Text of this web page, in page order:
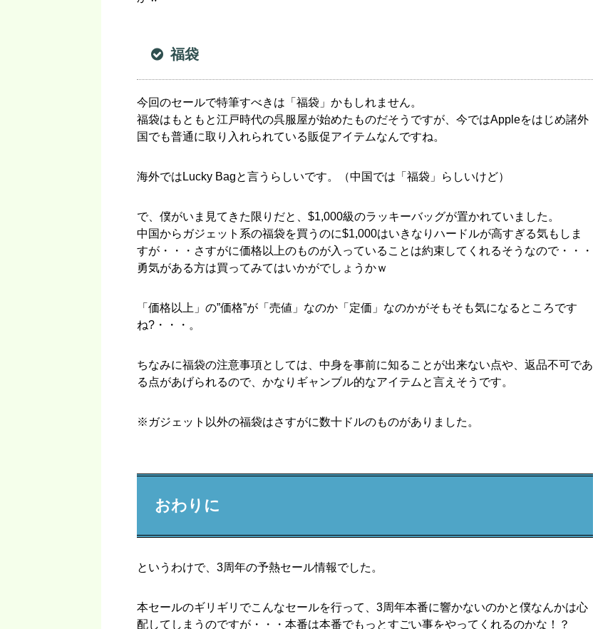
福袋
今回のセールで特筆すべきは「福袋」かもしれません。
福袋はもともと江戸時代の呉服屋が始めたものだそうですが、今ではAppleをはじめ諸外
国でも普通に取り入れられている販促アイテムなんですね。
海外ではLucky Bagと言うらしいです。（中国では「福袋」らしいけど）
で、僕がいま見てきた限りだと、$1,000級のラッキーバッグが置かれていました。
中国からガジェット系の福袋を買うのに$1,000はいきなりハードルが高すぎる気もしま
すが・・・さすがに価格以上のものが入っていることは約束してくれるそうなので・・・
勇気がある方は買ってみてはいかがでしょうかｗ
「価格以上」の”価格”が「売値」なのか「定価」なのかがそもそも気になるところです
ね?・・・。
ちなみに福袋の注意事項としては、中身を事前に知ることが出来ない点や、返品不可であ
る点があげられるので、かなりギャンブル的なアイテムと言えそうです。
※ガジェット以外の福袋はさすがに数十ドルのものがありました。
おわりに
というわけで、3周年の予熱セール情報でした。
本セールのギリギリでこんなセールを行って、3周年本番に響かないのかと僕なんかは心
配してしまうのですが・・・本番は本番でもっとすごい事をやってくれるのかな！？